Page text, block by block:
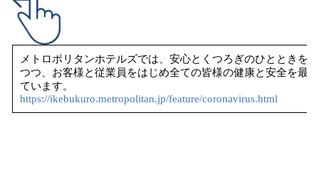
メトロポリタンホテルズでは、安心とくつろぎのひとときを
つつ、お客様と従業員をはじめ全ての皆様の健康と安全を最
ています。
https://ikebukuro.metropolitan.jp/feature/coronavirus.html